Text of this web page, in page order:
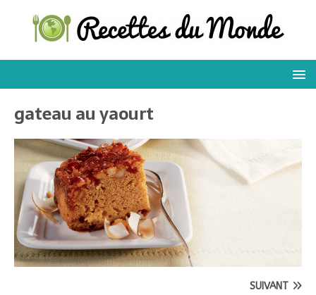
gateau au yaourt
SUIVANT